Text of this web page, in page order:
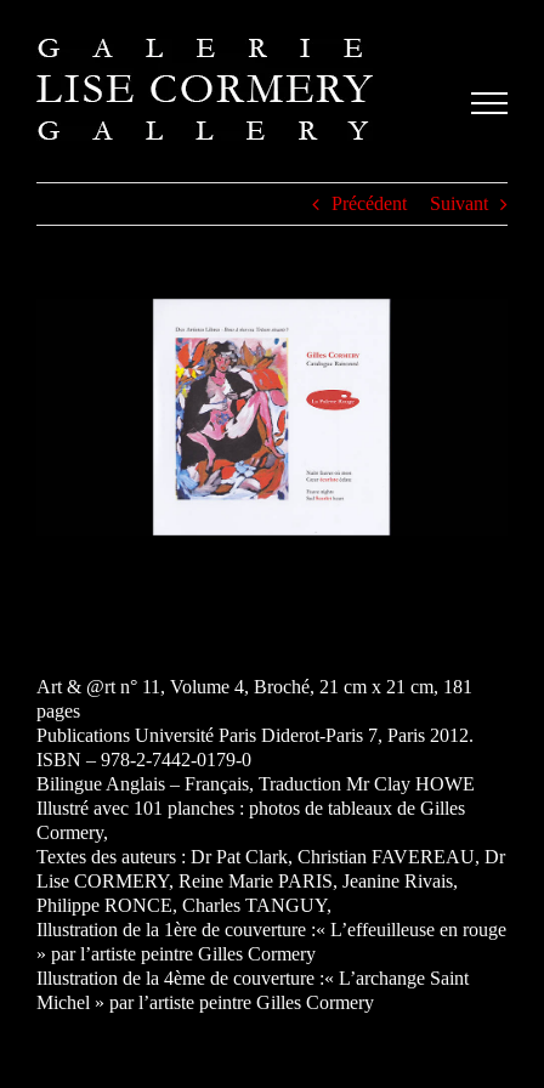
contenu
Précédent Suivant
Art & @rt n° 11, Volume 4, Broché, 21 cm x 21 cm, 181
pages
Publications Université Paris Diderot-Paris 7, Paris 2012.
ISBN – 978-2-7442-0179-0
Bilingue Anglais – Français, Traduction Mr Clay HOWE
Illustré avec 101 planches : photos de tableaux de Gilles
Cormery,
Textes des auteurs : Dr Pat Clark, Christian FAVEREAU, Dr
Lise CORMERY, Reine Marie PARIS, Jeanine Rivais,
Philippe RONCE, Charles TANGUY,
Illustration de la 1ère de couverture :« L’effeuilleuse en rouge
» par l’artiste peintre Gilles Cormery
Illustration de la 4ème de couverture :« L’archange Saint
Michel » par l’artiste peintre Gilles Cormery